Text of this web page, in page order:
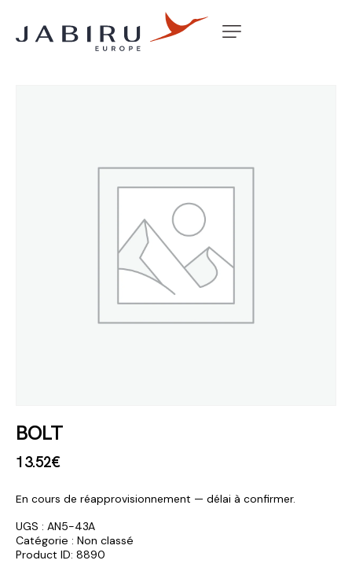
Accueil Non classé
BOLT
13.52€
En cours de réapprovisionnement — délai à confirmer.
UGS : AN5-43A
Catégorie : Non classé
Product ID: 8890